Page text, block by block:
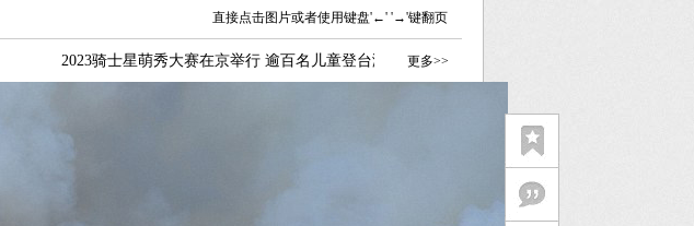
直接点击图片或者使用键盘'←' '→'键翻页